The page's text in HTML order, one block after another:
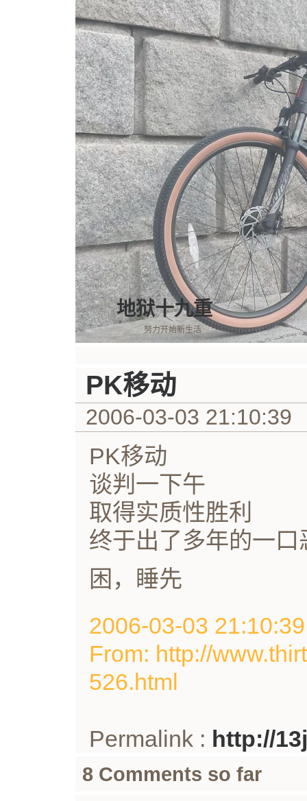
地狱十九重
努力开始新生活
PK移动
2006-03-03 21:10:39
PK移动
谈判一下午
取得实质性胜利
终于出了多年的一口
困，睡先
2006-03-03
From: http://
526.html
Permalink : http://
8 Comments so far